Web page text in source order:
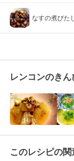
なすの煮びた
レンコンのき
このレシピの